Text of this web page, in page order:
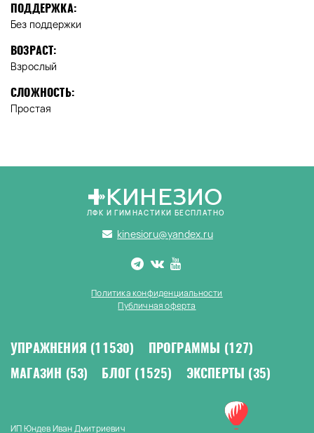
ПОДДЕРЖКА:
Без поддержки
ВОЗРАСТ:
Взрослый
СЛОЖНОСТЬ:
Простая
КИНЕЗИО
ЛФК И ГИМНАСТИКИ БЕСПЛАТНО
kinesioru@yandex.ru
Политика конфиденциальности
Публичная оферта
УПРАЖНЕНИЯ (11530) ПРОГРАММЫ (127)
МАГАЗИН (53) БЛОГ (1525) ЭКСПЕРТЫ (35)
ИП Юндев Иван Дмитриевич